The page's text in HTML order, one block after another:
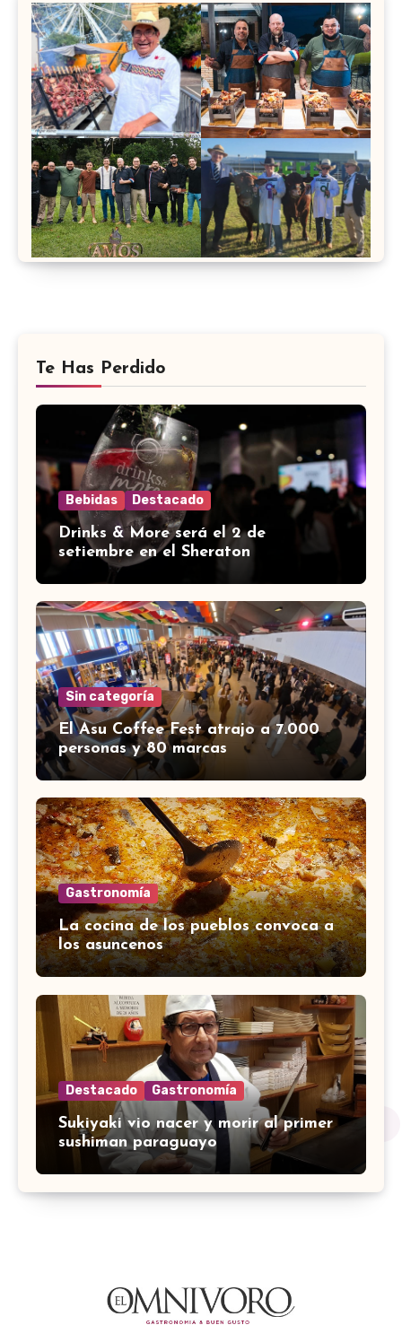
Te Has Perdido
Bebidas Destacado
Drinks & More será el 2 de
setiembre en el Sheraton
Sin categoría
El Asu Coffee Fest atrajo a 7.000
personas y 80 marcas
Gastronomía
La cocina de los pueblos convoca a
los asuncenos
Destacado Gastronomía
Sukiyaki vio nacer y morir al primer
sushiman paraguayo